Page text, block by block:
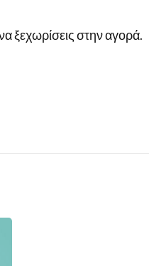
ξεχωρίσεις στην αγορά.